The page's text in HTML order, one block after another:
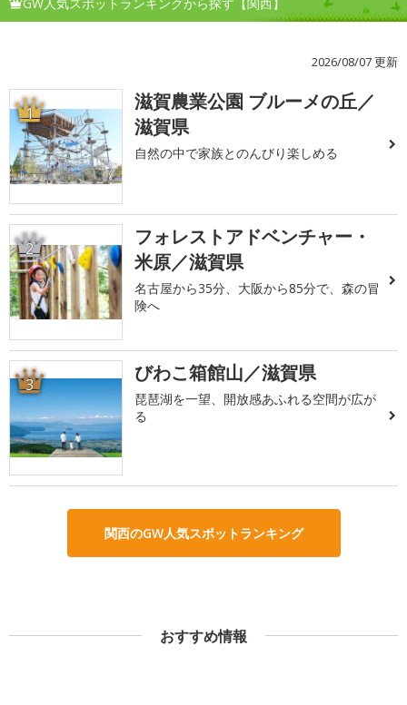
2026/08/07 更新
1
滋賀農業公園 ブルーメの丘／
滋賀県
自然の中で家族とのんびり楽しめる
2
フォレストアドベンチャー・
米原／滋賀県
名古屋から35分、大阪から85分で、森の冒
険へ
3 びわこ箱館山／滋賀県
琵琶湖を一望、開放感あふれる空間が広が
る
関西のGW人気スポットランキング
おすすめ情報